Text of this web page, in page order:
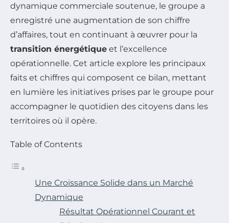
dynamique commerciale soutenue, le groupe a
enregistré une augmentation de son chiffre
d’affaires, tout en continuant à œuvrer pour la
transition énergétique et l’excellence
opérationnelle. Cet article explore les principaux
faits et chiffres qui composent ce bilan, mettant
en lumière les initiatives prises par le groupe pour
accompagner le quotidien des citoyens dans les
territoires où il opère.
Table of Contents
Une Croissance Solide dans un Marché
Dynamique
Résultat Opérationnel Courant et